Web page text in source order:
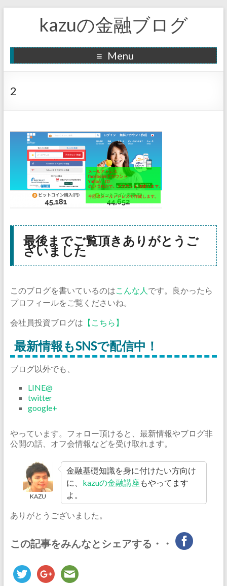
kazuの金融ブログ
Menu
2
最後までご覧頂きありがとうご
ざいました
このブログを書いているのはこんな人 です。良かったら
プロフィールをご覧くださいね。
会社員投資ブログは 【こちら】
最新情報もSNSで配信中！
ブログ以外でも、
LINE@
twitter
google+
やっています。フォロー頂けると、最新情報やブログ非
公開の話、オフ会情報などを受け取れます。
KAZU
金融基礎知識を身に付けたい方向け
に、 kazuの金融講座 もやってます
よ。
ありがとうございました。
この記事をみんなとシェアする・・